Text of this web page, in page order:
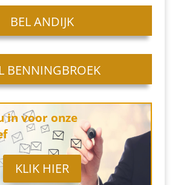
BEL ANDIJK
BENNINGBROEK
in voor onze
KLIK HIER